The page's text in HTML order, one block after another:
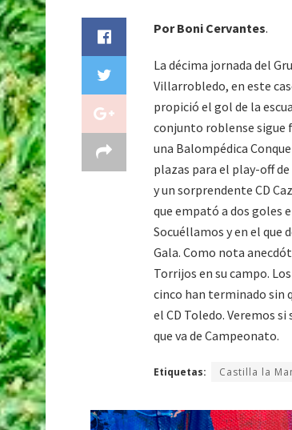
Por Boni Cervantes.
La décima jornada del
Villarrobledo, en este
propició el gol de la
conjunto roblense sigue
una Balompédica
plazas para el play-off
y un sorprendente CD
que empató a dos goles
Socuéllamos y en el que
Gala. Como nota
Torrijos en su campo.
cinco han terminado sin
el CD Toledo. Veremos
que va de Campeonato.
Etiquetas: Castilla la